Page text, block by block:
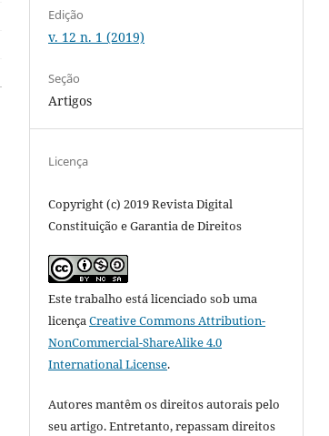
Edição
v. 12 n. 1 (2019)
Seção
Artigos
Licença
Copyright (c) 2019 Revista Digital
Constituição e Garantia de Direitos
Este trabalho está licenciado sob uma
licençaCreative Commons Attribution-
NonCommercial-ShareAlike 4.0
International License.
Autores mantêm os direitos autorais pelo
seu artigo. Entretanto, repassam direitos